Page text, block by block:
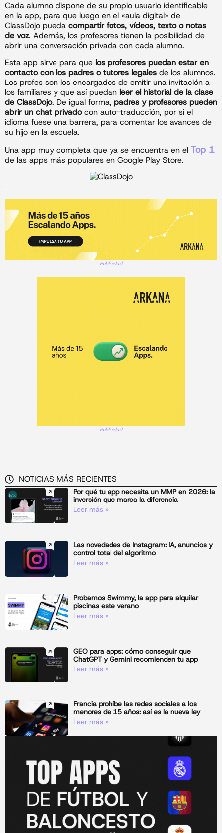
Cada alumno dispone de su propio usuario identificable
en la app, para que luego en el «aula digital» de
ClassDojo pueda compartir fotos, vídeos, texto o notas
de voz. Además, los profesores tienen la posibilidad de
abrir una conversación privada con cada alumno.
Esta app sirve para que los profesores puedan estar en
contacto con los padres o tutores legales de los alumnos.
Los profes son los encargados de emitir una invitación a
los familiares y que así puedan leer el historial de la clase
de ClassDojo. De igual forma, padres y profesores pueden
abrir un chat privadocon auto-traducción, por si el
idioma fuese una barrera, para comentar los avances de
su hijo en la escuela.
Una app muy completa que ya se encuentra en el Top 1
de las apps más populares en Google Play Store.
Publicidad
Publicidad
NOTICIAS MÁS RECIENTES
Por qué tu app necesita un MMP en 2026: la
inversión que marca la diferencia
Leer más »
Las novedades de Instagram: IA, anuncios y
control total del algoritmo
Leer más »
Probamos Swimmy, la app para alquilar
piscinas este verano
Leer más »
GEO para apps: cómo conseguir que
ChatGPT y Gemini recomienden tu app
Leer más »
Francia prohíbe las redes sociales a los
menores de 15 años: así es la nueva ley
Leer más »